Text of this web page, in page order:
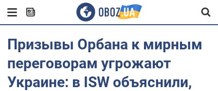
Призывы Орбана к мирным
переговорам угрожают
Украине: в ISW объяснили,